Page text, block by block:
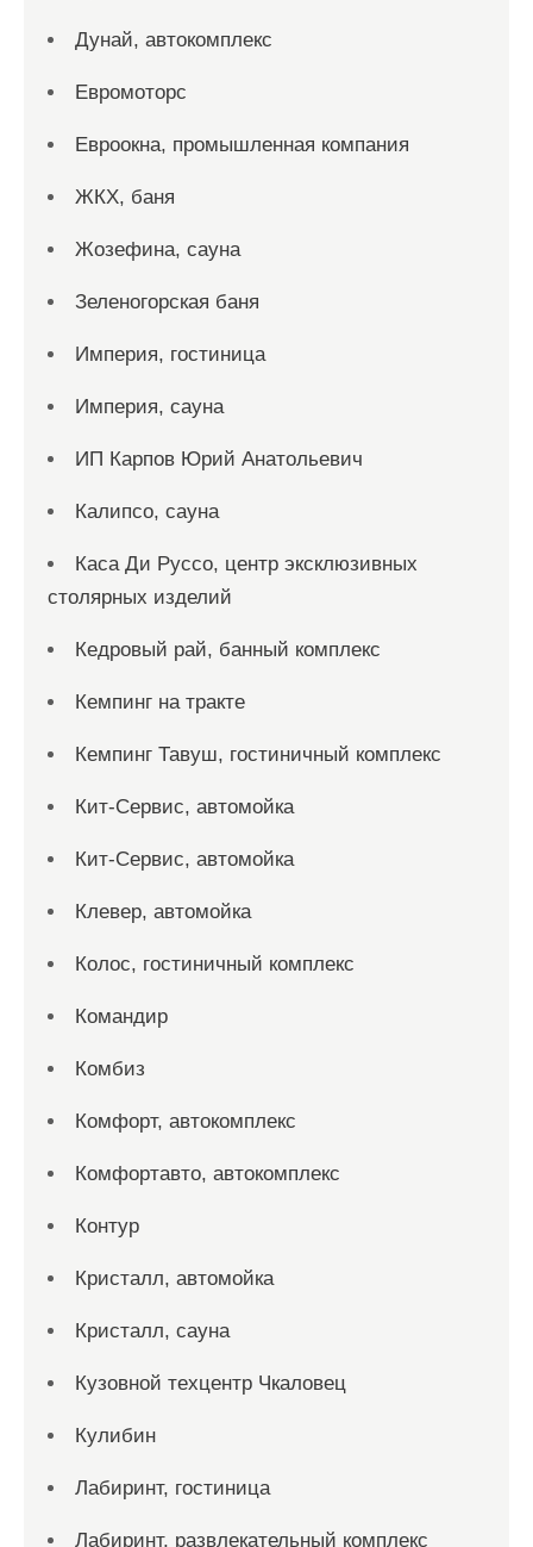
Дунай, автокомплекс
Евромоторс
Евроокна, промышленная компания
ЖКХ, баня
Жозефина, сауна
Зеленогорская баня
Империя, гостиница
Империя, сауна
ИП Карпов Юрий Анатольевич
Калипсо, сауна
Каса Ди Руссо, центр эксклюзивных
столярных изделий
Кедровый рай, банный комплекс
Кемпинг на тракте
Кемпинг Тавуш, гостиничный комплекс
Кит-Сервис, автомойка
Кит-Сервис, автомойка
Клевер, автомойка
Колос, гостиничный комплекс
Командир
Комбиз
Комфорт, автокомплекс
Комфортавто, автокомплекс
Контур
Кристалл, автомойка
Кристалл, сауна
Кузовной техцентр Чкаловец
Кулибин
Лабиринт, гостиница
Лабиринт, развлекательный комплекс